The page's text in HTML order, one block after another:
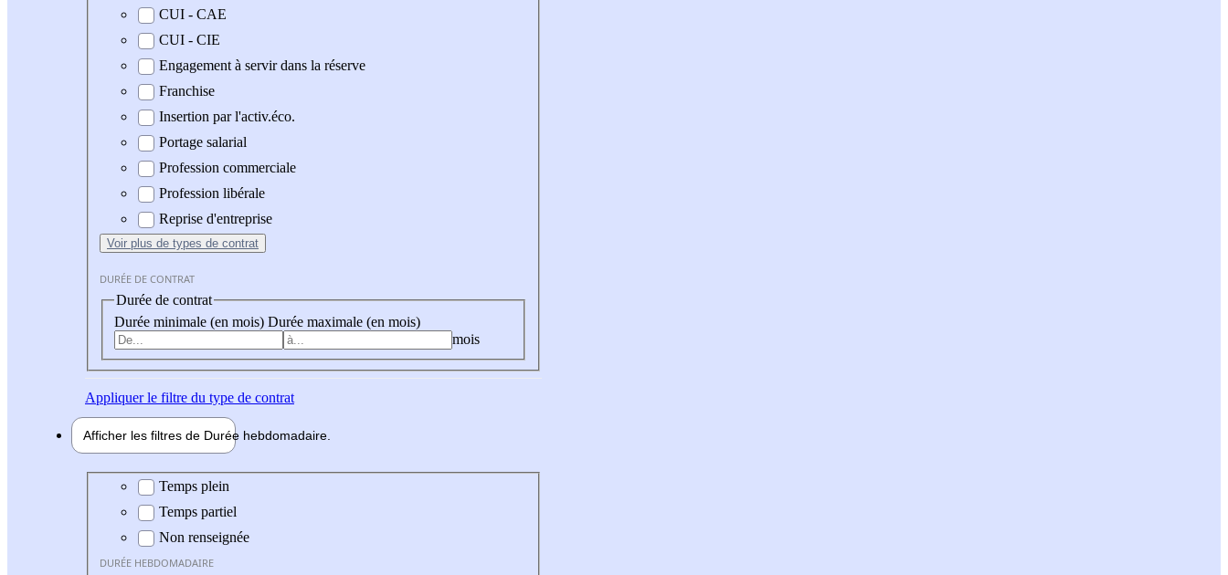
CUI - CAE
CUI - CIE
Engagement à servir dans la réserve
Franchise
Insertion par l'activ.éco.
Portage salarial
Profession commerciale
Profession libérale
Reprise d'entreprise
Voir plus de types de contrat
DURÉE DE CONTRAT
Durée de contrat
Durée minimale (en mois) Durée maximale (en mois)
mois
Appliquerle filtre du type de contrat
Afficher les filtres de Durée hebdomadaire
Durée hebdomadaire
Temps plein
Temps partiel
Non renseignée
DURÉE HEBDOMADAIRE